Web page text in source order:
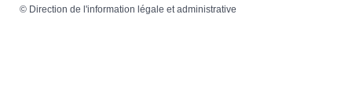
© Direction de l'information légale et administrative